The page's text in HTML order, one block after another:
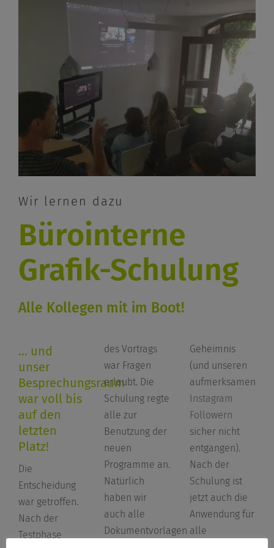
Wir lernen dazu
Bürointerne
Grafik-Schulung
Alle Kollegen mit im Boot!
… und
unser
Besprechungsraum
war voll bis
auf den
letzten
Platz!
Die
Entscheidung
war getroffen.
Nach der
Testphase
des Vortrags
war Fragen
erlaubt. Die
Schulung regte
alle zur
Benutzung der
neuen
Programme an.
Natürlich
haben wir
auch alle
Dokumentvorlagen
Geheimnis
(und unseren
aufmerksamen
Instagram
Followern
sicher nicht
entgangen).
Nach der
Schulung ist
jetzt auch die
Anwendung für
alle